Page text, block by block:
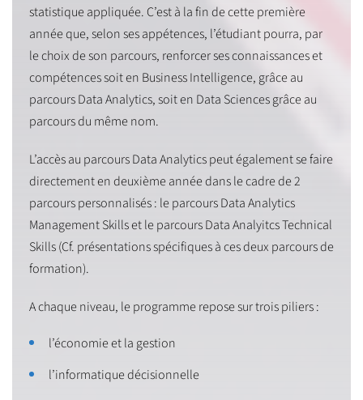
statistique appliquée. C’est à la fin de cette première
année que, selon ses appétences, l’étudiant pourra, par
le choix de son parcours, renforcer ses connaissances et
compétences soit en Business Intelligence, grâce au
parcours Data Analytics, soit en Data Sciences grâce au
parcours du même nom.
L’accès au parcours Data Analytics peut également se faire
directement en deuxième année dans le cadre de 2
parcours personnalisés : le parcours Data Analytics
Management Skills et le parcours Data Analyitcs Technical
Skills (Cf. présentations spécifiques à ces deux parcours de
formation).
A chaque niveau, le programme repose sur trois piliers :
l’économie et la gestion
l’informatique décisionnelle